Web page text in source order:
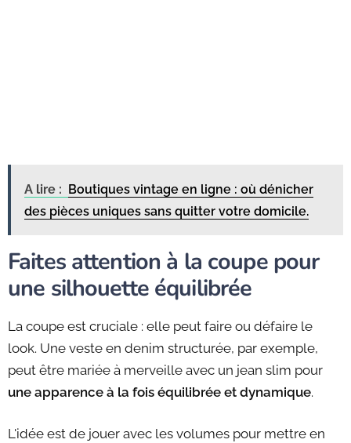
A lire : Boutiques vintage en ligne : où dénicher
des pièces uniques sans quitter votre domicile.
Faites attention à la coupe pour
une silhouette équilibrée
La coupe est cruciale : elle peut faire ou défaire le
look. Une veste en denim structurée, par exemple,
peut être mariée à merveille avec un jean slim pour
une apparence à la fois équilibrée et dynamique.
L'idée est de jouer avec les volumes pour mettre en